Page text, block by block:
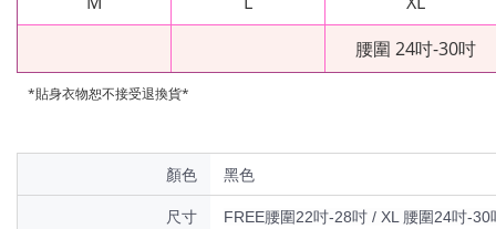
腰圍 24吋-30吋
*貼身衣物恕不接受退換貨*
顏色
黑色
尺寸
FREE腰圍22吋-28吋 / XL 腰圍24吋-